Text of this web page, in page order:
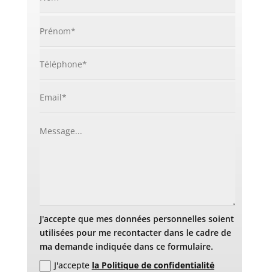
J'accepte que mes données personnelles soient
utilisées pour me recontacter dans le cadre de
ma demande indiquée dans ce formulaire.
J'accepte la Politique de confidentialité